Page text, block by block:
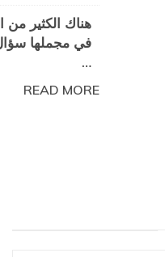
هناك الكثير من
في مجملها
…
READ MORE